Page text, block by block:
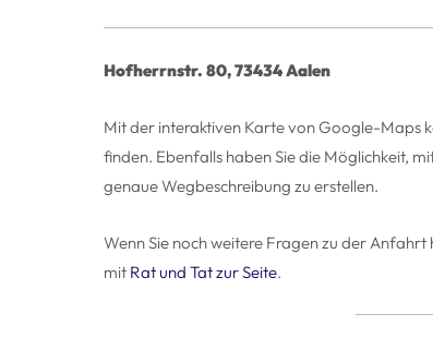
Hofherrnstr. 80, 73434 Aalen
Mit der interaktiven Karte von Google-Maps
finden. Ebenfalls haben Sie die Möglichkeit,
genaue Wegbeschreibung zu erstellen.
Wenn Sie noch weitere Fragen zu der
mit Rat und Tat zur Seite.